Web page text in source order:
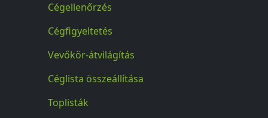
Cégellenőrzés
Cégfigyeltetés
Vevőkör-átvilágítás
Céglista összeállítása
Toplisták